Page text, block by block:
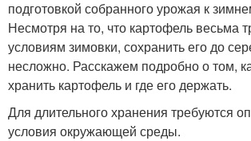
подготовкой собранного урожая к
Несмотря на то, что картофель весьма
условиям зимовки, сохранить его до
несложно. Расскажем подробно о том,
хранить картофель и где его держать.
Для длительного хранения требуются
условия окружающей среды.